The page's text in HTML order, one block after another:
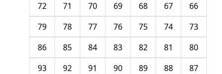
66
67
68
69
70
71
72
73
74
75
76
77
78
79
80
81
82
83
84
85
86
87
88
89
90
91
92
93